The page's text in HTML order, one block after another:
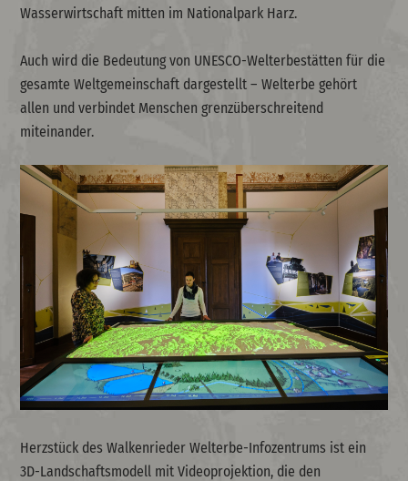
Wasserwirtschaft mitten im Nationalpark Harz.
Auch wird die Bedeutung von UNESCO-Welterbestätten für die
gesamte Weltgemeinschaft dargestellt – Welterbe gehört
allen und verbindet Menschen grenzüberschreitend
miteinander.
Herzstück des Walkenrieder Welterbe-Infozentrums ist ein
3D-Landschaftsmodell mit Videoprojektion, die den